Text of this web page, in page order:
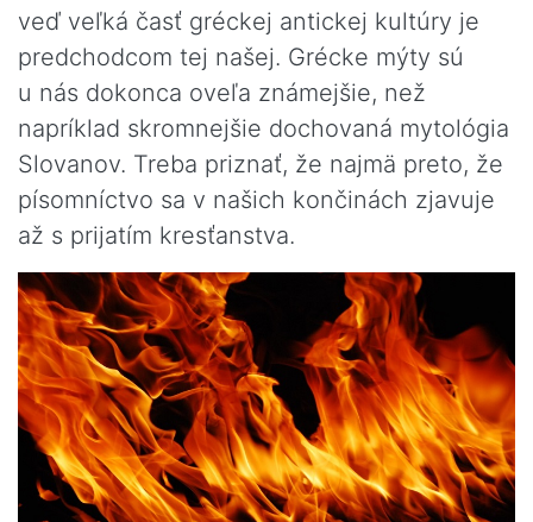
veď veľká časť gréckej antickej kultúry je
predchodcom tej našej. Grécke mýty sú
u nás dokonca oveľa známejšie, než
napríklad skromnejšie dochovaná mytológia
Slovanov. Treba priznať, že najmä preto, že
písomníctvo sa v našich končinách zjavuje
až s prijatím kresťanstva.